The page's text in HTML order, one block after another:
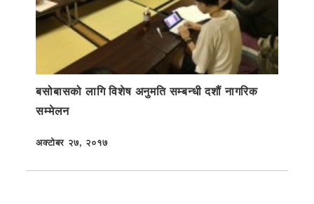
बसोबासको लागि विशेष अनुमति सम्बन्धी दशौं नागरिक
सम्मेलन
प्रकाशित
अक्टोबर २७, २०१७